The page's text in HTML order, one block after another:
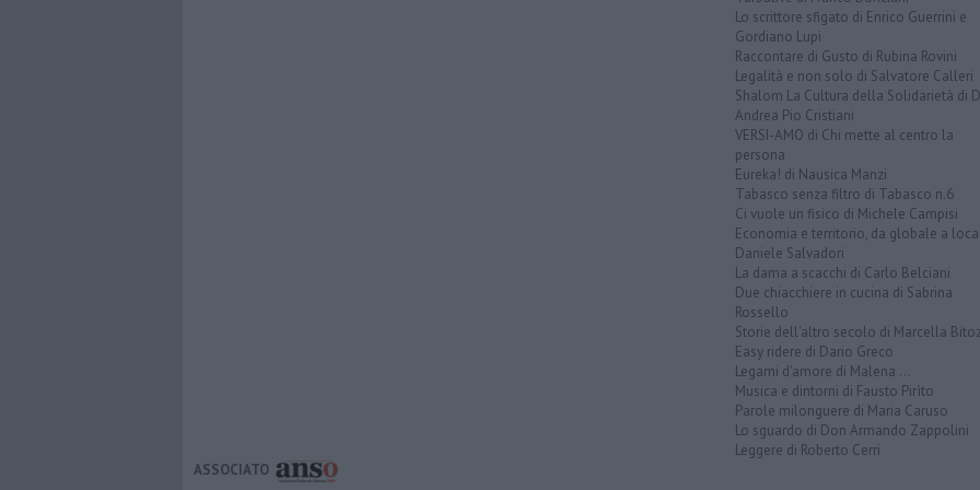
Lo scrittore sfigato di Enrico Guerrini e
Gordiano Lupi
Raccontare di Gusto di Rubina Rovini
Legalità e non solo di Salvatore Calleri
Shalom La Cultura della Solidarietà di
Andrea Pio Cristiani
VERSI-AMO di Chi mette al centro la
persona
Eureka! di Nausica Manzi
Tabasco senza filtro di Tabasco n.6
Ci vuole un fisico di Michele Campisi
Economia e territorio, da globale a
Daniele Salvadori
La dama a scacchi di Carlo Belciani
Due chiacchiere in cucina di Sabrina
Rossello
Storie dell'altro secolo di Marcella
Easy ridere di Dario Greco
Legami d'amore di Malena ...
Musica e dintorni di Fausto Pirìto
Parole milonguere di Maria Caruso
Lo sguardo di Don Armando Zappolini
Leggere di Roberto Cerri
ASSOCIATO